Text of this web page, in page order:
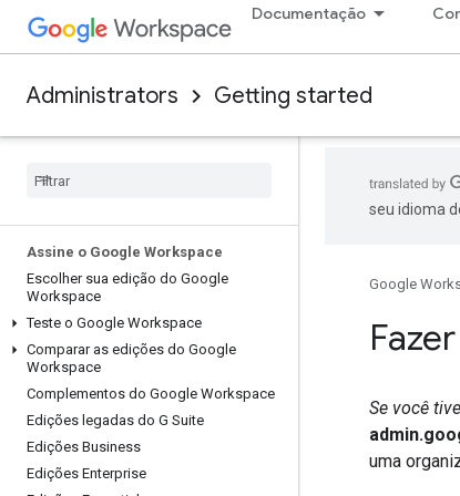
Documentação
Administrators Getting started
Assine o Google Workspace
Escolher sua edição do Google
Workspace
Teste o Google Workspace
Comparar as edições do Google
Workspace
Complementos do Google Workspace
Edições legadas do G Suite
Edições Business
Edições Enterprise
seu idioma
Google
Se você
uma